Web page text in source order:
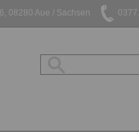
08280 Aue / Sachsen